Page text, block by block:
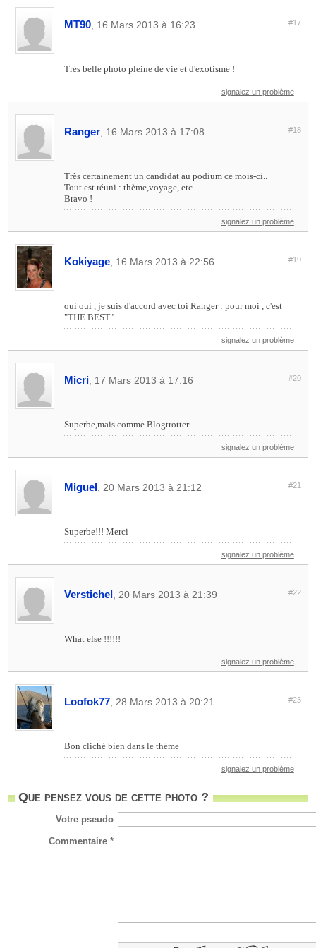
MT90 , 16 Mars 2013 à 16:23 #17
Très belle photo pleine de vie et d'exotisme !
signalez un problème
Ranger , 16 Mars 2013 à 17:08 #18
Très certainement un candidat au podium ce mois-ci..
Tout est réuni : thème,voyage, etc.
Bravo !
signalez un problème
Kokiyage , 16 Mars 2013 à 22:56 #19
oui oui , je suis d'accord avec toi Ranger : pour moi , c'est
"THE BEST"
signalez un problème
Micri , 17 Mars 2013 à 17:16 #20
Superbe,mais comme Blogtrotter.
signalez un problème
Miguel , 20 Mars 2013 à 21:12 #21
Superbe!!! Merci
signalez un problème
Verstichel , 20 Mars 2013 à 21:39 #22
What else !!!!!!
signalez un problème
Loofok77 , 28 Mars 2013 à 20:21 #23
Bon cliché bien dans le thème
signalez un problème
Que pensez vous de cette photo ?
Votre pseudo
Commentaire *